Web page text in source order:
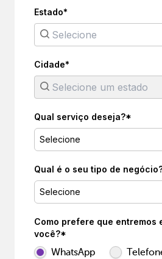
Estado*
Cidade*
Qual serviço deseja?*
Selecione
Qual é o seu tipo de
Selecione
Como prefere que entremos
você?*
WhatsApp